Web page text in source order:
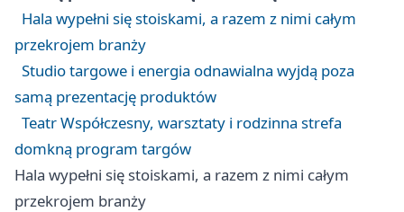
Hala wypełni się stoiskami, a razem z nimi całym
przekrojem branży
Studio targowe i energia odnawialna wyjdą poza
samą prezentację produktów
Teatr Współczesny, warsztaty i rodzinna strefa
domkną program targów
Hala wypełni się stoiskami, a razem z nimi całym
przekrojem branży